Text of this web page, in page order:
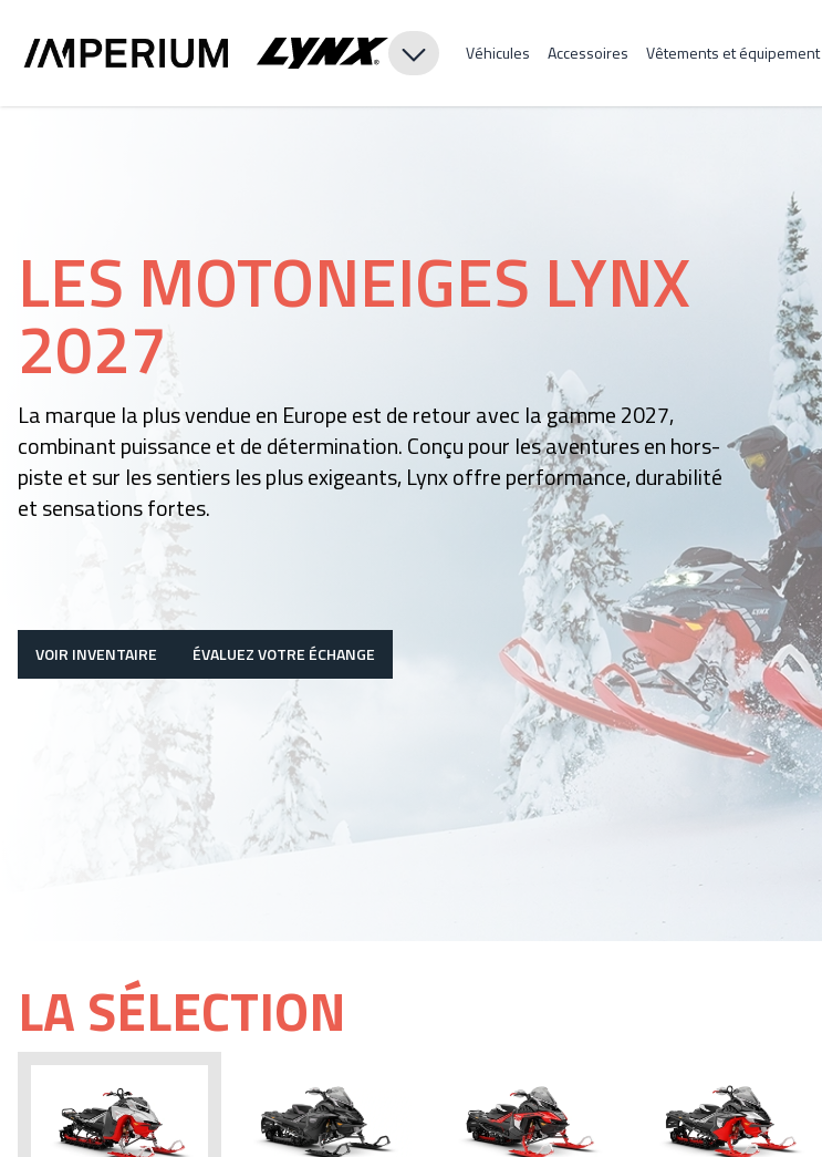
Véhicules Accessoires Vêtements et équipement
LES MOTONEIGES LYNX
2027
La marque la plus vendue en Europe est de retour avec la gamme 2027,
combinant puissance et de détermination. Conçu pour les aventures en hors-
piste et sur les sentiers les plus exigeants, Lynx offre performance, durabilité
et sensations fortes.
VOIR INVENTAIRE ÉVALUEZ VOTRE ÉCHANGE
LA SÉLECTION